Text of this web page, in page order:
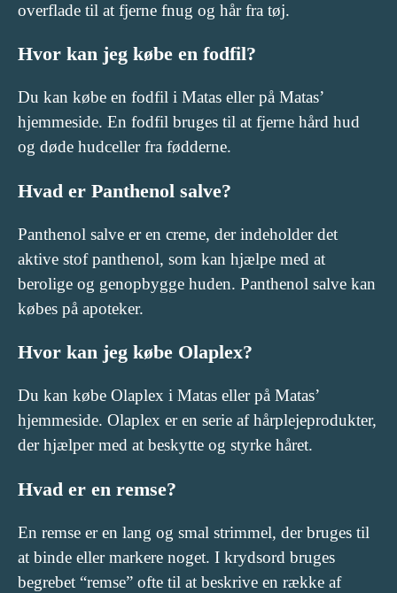
overflade til at fjerne fnug og hår fra tøj.
Hvor kan jeg købe en fodfil?
Du kan købe en fodfil i Matas eller på Matas’
hjemmeside. En fodfil bruges til at fjerne hård hud
og døde hudceller fra fødderne.
Hvad er Panthenol salve?
Panthenol salve er en creme, der indeholder det
aktive stof panthenol, som kan hjælpe med at
berolige og genopbygge huden. Panthenol salve kan
købes på apoteker.
Hvor kan jeg købe Olaplex?
Du kan købe Olaplex i Matas eller på Matas’
hjemmeside. Olaplex er en serie af hårplejeprodukter,
der hjælper med at beskytte og styrke håret.
Hvad er en remse?
En remse er en lang og smal strimmel, der bruges til
at binde eller markere noget. I krydsord bruges
begrebet “remse” ofte til at beskrive en række af